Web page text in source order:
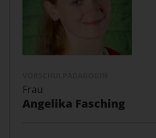
Frau
Angelika Fasching